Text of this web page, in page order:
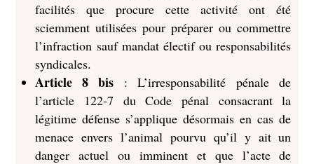
facilités que procure cette activité ont été
sciemment utilisées pour préparer ou commettre
l’infraction sauf mandat électif ou responsabilités
syndicales.
Article 8 bis : L’irresponsabilité pénale de
l’article 122-7 du Code pénal consacrant la
légitime défense s’applique désormais en cas de
menace envers l’animal pourvu qu’il y ait un
danger actuel ou imminent et que l’acte de